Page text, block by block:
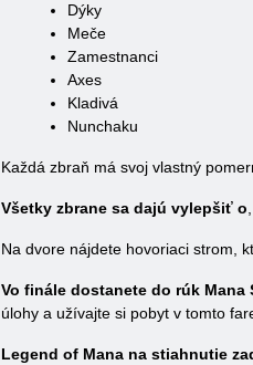
Dýky
Meče
Zamestnanci
Axes
Kladivá
Nunchaku
Každá zbraň má svoj vlastný
Všetky zbrane sa dajú vylepšiť o
Na dvore nájdete hovoriaci strom,
Vo finále dostanete do rúk
úlohy a užívajte si pobyt v tomto
Legend of Mana na stiahnutie